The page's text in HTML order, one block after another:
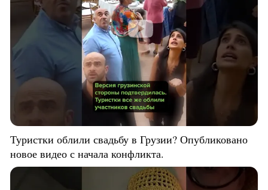
Туристки облили свадьбу в Грузии? Опубликовано
новое видео с начала конфликта.